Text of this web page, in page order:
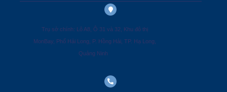
Trụ sở chính: Lô A8, Ô 31 và 32, Khu đô thị
MonBay, Phố Hải Long, P. Hồng Hải, TP. Hạ Long,
Quảng Ninh